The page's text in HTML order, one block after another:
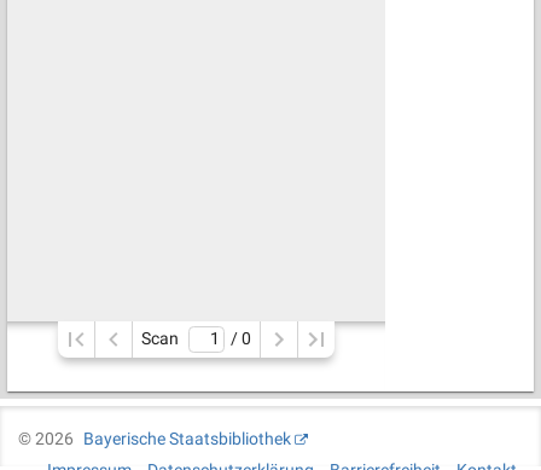
Scan / 0
©2026
Bayerische Staatsbibliothek